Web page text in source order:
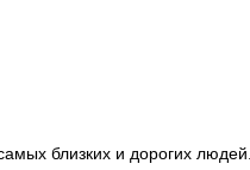
близких и дорогих людей.